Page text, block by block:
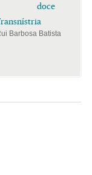
doce
Barbosa Batista